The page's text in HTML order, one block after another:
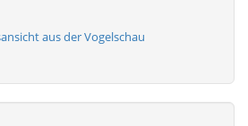
aus der Vogelschau